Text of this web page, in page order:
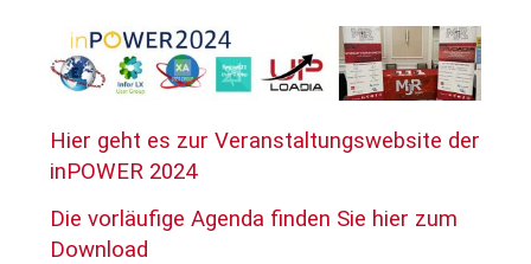
Hier geht es zur Veranstaltungswebsite der
inPOWER 2024
Die vorläufige Agenda finden Sie hier zum
Download